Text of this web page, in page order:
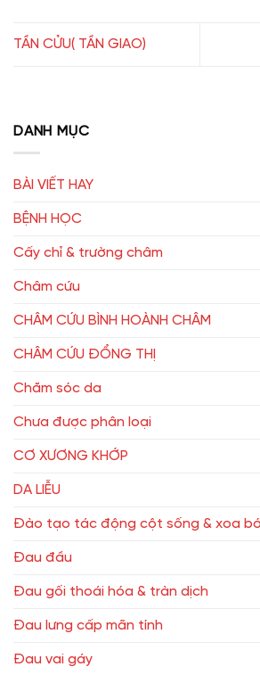
TẦN CỬU( TẦN GIAO)
DANH MỤC
BÀI VIẾT HAY
BỆNH HỌC
Cấy chỉ & trường châm
Châm cứu
CHÂM CỨU BÌNH HOÀNH CHÂM
CHÂM CỨU ĐỔNG THỊ
Chăm sóc da
Chưa được phân loại
CƠ XƯƠNG KHỚP
DA LIỄU
Đào tạo tác động cột sống & xoa
Đau đầu
Đau gối thoái hóa & tràn dịch
Đau lưng cấp mãn tính
Đau vai gáy